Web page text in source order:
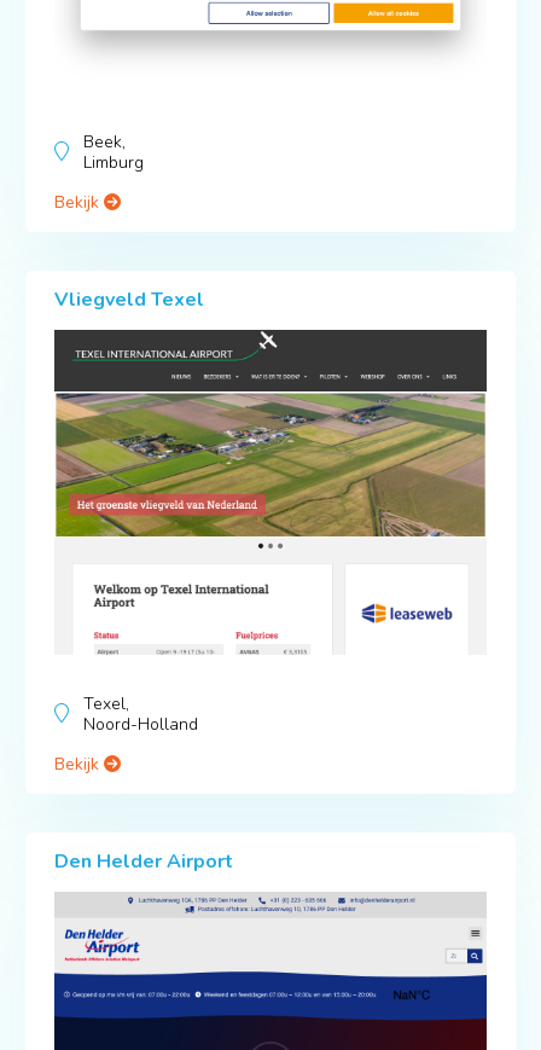
Beek,
Limburg
Bekijk
Vliegveld Texel
Texel,
Noord-Holland
Bekijk
Den Helder Airport